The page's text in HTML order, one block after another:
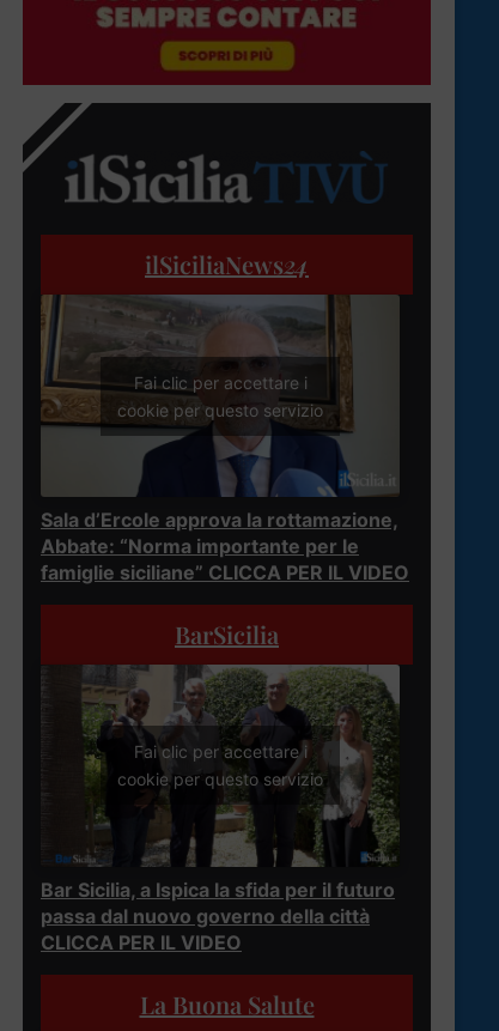
ilSiciliaNews24
Fai clic per accettare i
cookie per questo servizio
Sala d’Ercole approva la rottamazione,
Abbate: “Norma importante per le
famiglie siciliane” CLICCA PER IL VIDEO
BarSicilia
Fai clic per accettare i
cookie per questo servizio
Bar Sicilia, a Ispica la sfida per il futuro
passa dal nuovo governo della città
CLICCA PER IL VIDEO
La Buona Salute